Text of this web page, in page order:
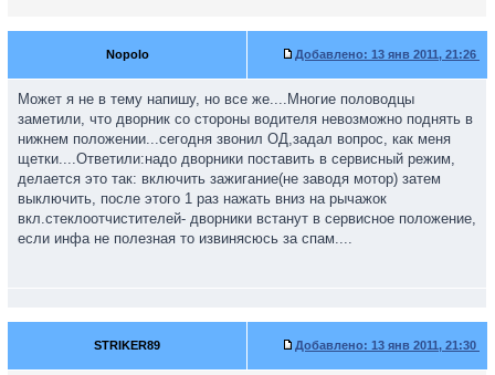
Nopolo Добавлено: 13 янв 2011, 21:26
Может я не в тему напишу, но все же....Многие половодцы
заметили, что дворник со стороны водителя невозможно поднять в
нижнем положении...сегодня звонил ОД,задал вопрос, как меня
щетки....Ответили:надо дворники поставить в сервисный режим,
делается это так: включить зажигание(не заводя мотор) затем
выключить, после этого 1 раз нажать вниз на рычажок
вкл.стеклоотчистителей- дворники встанут в сервисное положение,
если инфа не полезная то извинясюсь за спам....
STRIKER89 Добавлено: 13 янв 2011, 21:30